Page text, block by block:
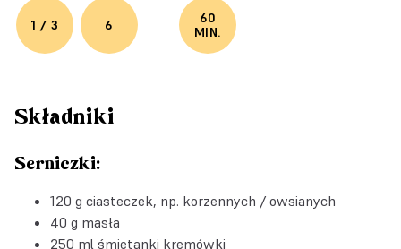
1 / 3 6
60
MIN.
Składniki
Serniczki:
120 g ciasteczek, np. korzennych / owsianych
40 g masła
250 ml śmietanki kremówki